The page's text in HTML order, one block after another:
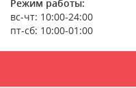
Режим работы:
вс-чт: 10:00-24:00
пт-сб: 10:00-01:00